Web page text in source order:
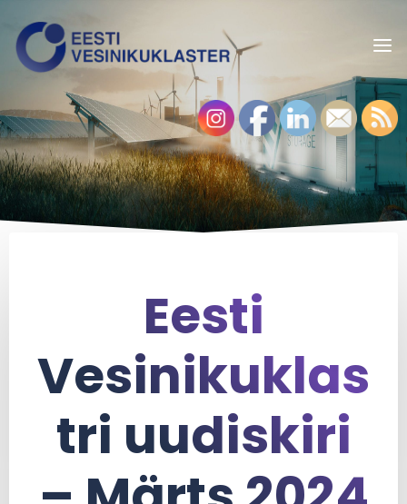
Eesti
Vesinikuklas
tri uudiskiri